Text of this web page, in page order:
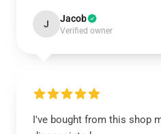
J Jacob
Verified owner
I've bought from this shop